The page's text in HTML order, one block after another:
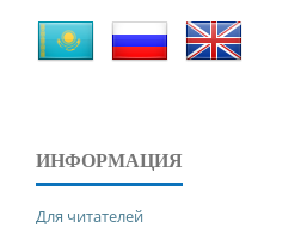
ИНФОРМАЦИЯ
Для читателей